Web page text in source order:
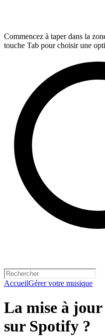
Commencez à taper dans la
touche Tab pour choisir une
AccueilGérer votre musique
La mise à
sur Spotify ?